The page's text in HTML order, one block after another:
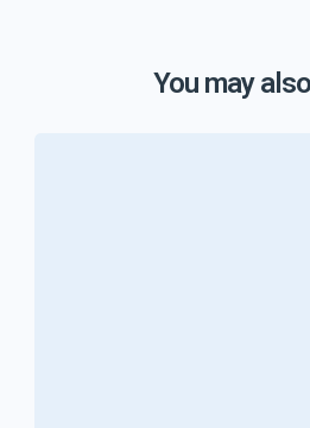
You may